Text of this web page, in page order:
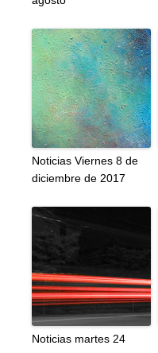
Noticias Viernes 8 de
diciembre de 2017
Noticias martes 24